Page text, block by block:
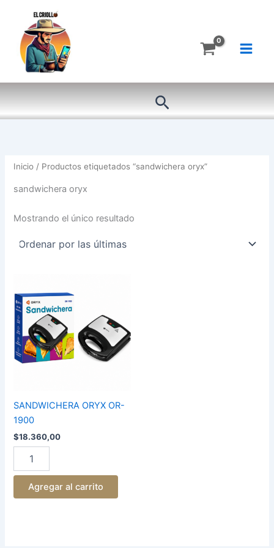
contenido
Buscar
Inicio / Productos etiquetados “sandwichera oryx”
sandwichera oryx
Mostrando el único resultado
SANDWICHERA ORYX OR-
1900
$18.360,00
ORYX
OR-
1900
cantidad
Agregar al carrito